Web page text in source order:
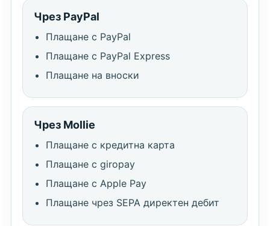
Чрез PayPal
Плащане с PayPal
Плащане с PayPal Express
Плащане на вноски
Чрез Mollie
Плащане с кредитна карта
Плащане с giropay
Плащане с Apple Pay
Плащане чрез SEPA директен дебит